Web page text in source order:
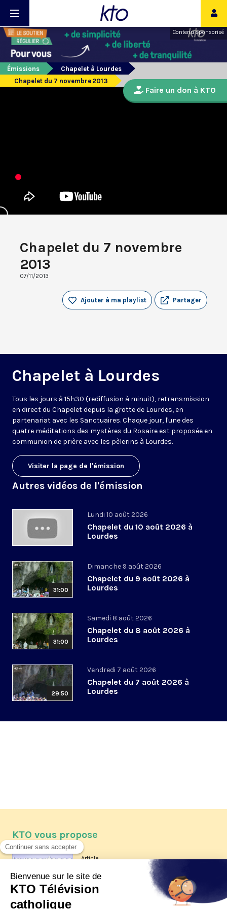
Contenu sponsorisé
Émissions
Chapelet à Lourdes
Chapelet du 7 novembre 2013
Chapelet du 7 novembre
2013
07/11/2013
Partager
Ajouter à ma playlist
Chapelet à Lourdes
Tous les jours à 15h30 (rediffusion à minuit), retransmission
en direct du Chapelet depuis la grotte de Lourdes, en
partenariat avec les Sanctuaires. Chaque jour, l'une des
quatre méditations des mystères du Rosaire est proposée en
communion de prière avec les pèlerins à Lourdes.
Visiter la page de l'émission
Autres vidéos de l'émission
Lundi 10 août 2026
Chapelet du 10 août 2026 à
Lourdes
31:00
Dimanche 9 août 2026
Chapelet du 9 août 2026 à
Lourdes
31:00
Samedi 8 août 2026
Chapelet du 8 août 2026 à
Lourdes
29:50
Vendredi 7 août 2026
Chapelet du 7 août 2026 à
Lourdes
Faire un don à KTO
KTO vous propose
Article
Les reportages d'été 2026 de KTO